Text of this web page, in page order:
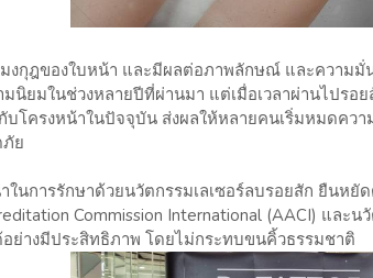
มงกุฎของใบหน้า และมีผลต่อภาพลักษณ์ และความมั่
นิยมในช่วงหลายปีที่ผ่านมา แต่เมื่อเวลาผ่านไปรอ
บโครงหน้าในปัจจุบัน ส่งผลให้หลายคนเริ่มหมดคว
ภัย
ำในการรักษาด้วยนวัตกรรมเลเซอร์ลบรอยสัก ยืนห
Commission International (AACI) และ
ย่างมีประสิทธิภาพ โดยไม่กระทบขนคิ้วธรรมชาติ